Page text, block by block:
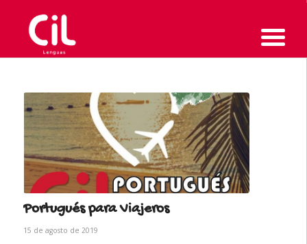
Portugués para Viajeros
15 de agosto de 2019